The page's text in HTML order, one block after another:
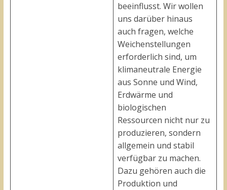
beeinflusst. Wir wollen
uns darüber hinaus
auch fragen, welche
Weichenstellungen
erforderlich sind, um
klimaneutrale Energie
aus Sonne und Wind,
Erdwärme und
biologischen
Ressourcen nicht nur zu
produzieren, sondern
allgemein und stabil
verfügbar zu machen.
Dazu gehören auch die
Produktion und